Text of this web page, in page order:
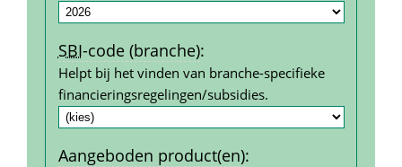
SBI-code (branche):
Helpt bij het vinden van branche-specifieke
financierings­regelingen/subsidies.
Aangeboden product(en):